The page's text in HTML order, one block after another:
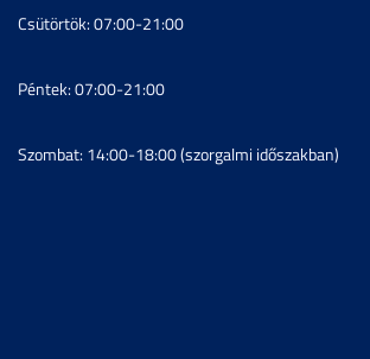
Csütörtök: 07:00-21:00
Péntek: 07:00-21:00
Szombat: 14:00-18:00 (szorgalmi időszakban)